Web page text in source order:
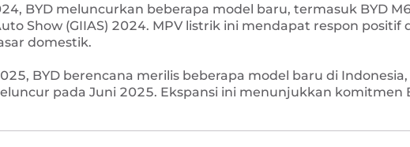
BYD meluncurkan beberapa model baru, termasuk BYD
Show (GIIAS) 2024. MPV listrik ini mendapat respon
domestik.
BYD berencana merilis beberapa model baru di
pada Juni 2025. Ekspansi ini menunjukkan komitmen